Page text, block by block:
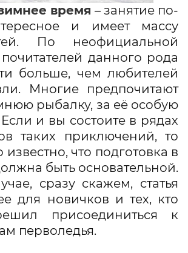
время – занятие по-
и имеет массу
По неофициальной
почитателей данного рода
больше, чем любителей
Многие предпочитают
рыбалку, за её особую
и вы состоите в рядах
таких приключений, то
что подготовка в
быть основательной.
сразу скажем, статья
для новичков и тех, кто
присоединиться к
перволедья.